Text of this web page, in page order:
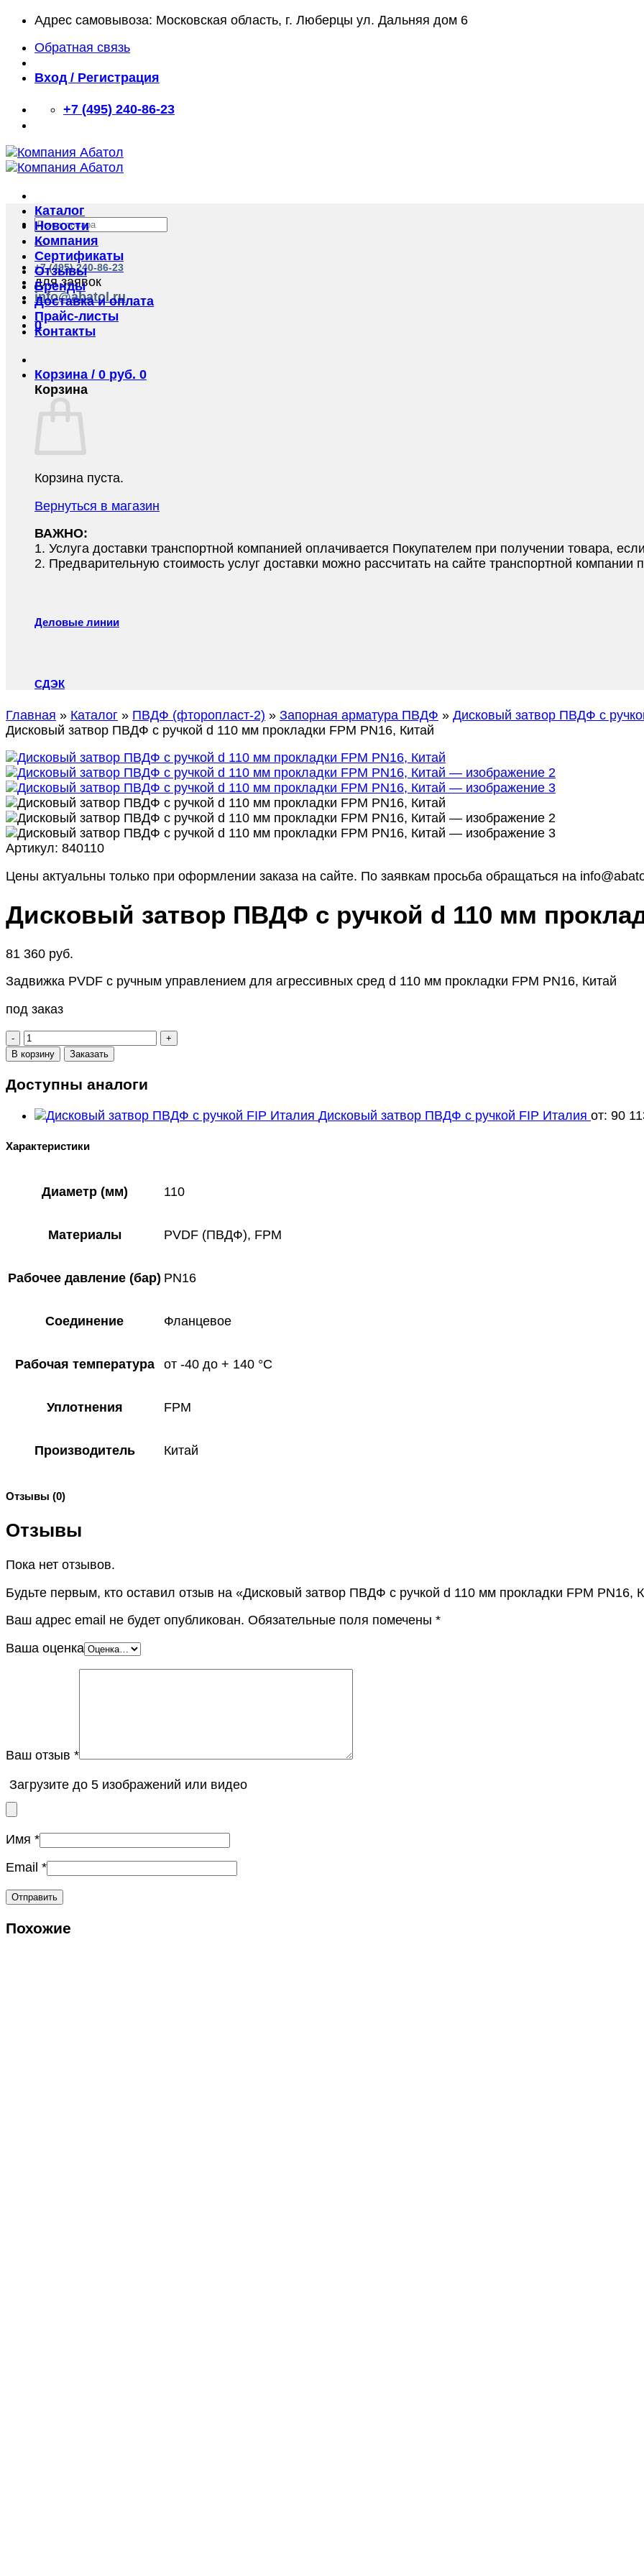
Skip
content
Адрес самовывоза: Московская область, г. Люберцы ул. Дальняя дом 6
Обратная связь
Вход / Регистрация
+7 (495) 240-86-23
Искать:
+7 (495) 240-86-23
для заявок
info@abatol.ru
0
Каталог
Новости
Компания
Сертификаты
Отзывы
Бренды
Доставка и оплата
Прайс-листы
Контакты
Корзина / 0 руб. 0
Корзина
Корзина пуста.
Вернуться в магазин
ВАЖНО:
1.⁠ ⁠Услуга доставки транспортной компанией оплачивается Покупателем при получении товара,
2.⁠ ⁠Предварительную стоимость услуг доставки можно рассчитать на сайте транспортной компании
Деловые линии
СДЭК
Главная » Каталог » ПВДФ (фторопласт-2) » Запорная арматура ПВДФ » Дисковый затвор ПВДФ с
Дисковый затвор ПВДФ с ручкой d 110 мм прокладки FPM PN16, Китай
Артикул: 840110
Цены актуальны только при оформлении заказа на сайте. По заявкам просьба обращаться на
Дисковый затвор ПВДФ с ручкой d 110 мм
81 360 руб.
Задвижка PVDF с ручным управлением для агрессивных сред d 110 мм прокладки FPM PN16, Китай
под заказ
Количество
товара
Дисковый
затвор
ПВДФ
с
ручкой
d
прокладки
FPM
Китай
В корзину Заказать
Доступны аналоги
Дисковый затвор ПВДФ с ручкой FIP Италия от: 90
Характеристики
Диаметр (мм) 110
Материалы PVDF (ПВДФ), FPM
Рабочее давление (бар) PN16
Соединение Фланцевое
Рабочая температура от -40 до + 140 °C
Уплотнения FPM
Производитель Китай
Отзывы (0)
Отзывы
Пока нет отзывов.
Будьте первым, кто оставил отзыв на «Дисковый затвор ПВДФ с ручкой d 110 мм прокладки FPM PN16,
Ваш адрес email не будет опубликован. Обязательные поля помечены *
Ваша оценка
Ваш отзыв *
Загрузите до 5 изображений или видео
Имя *
Email *
Похожие